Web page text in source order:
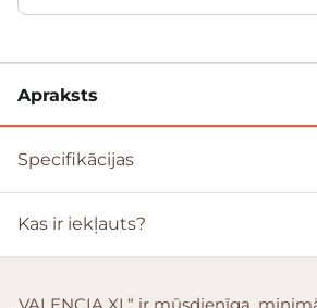
Apraksts
Specifikācijas
Kas ir iekļauts?
„VALENCIA XL“ ir mūsdienīga,